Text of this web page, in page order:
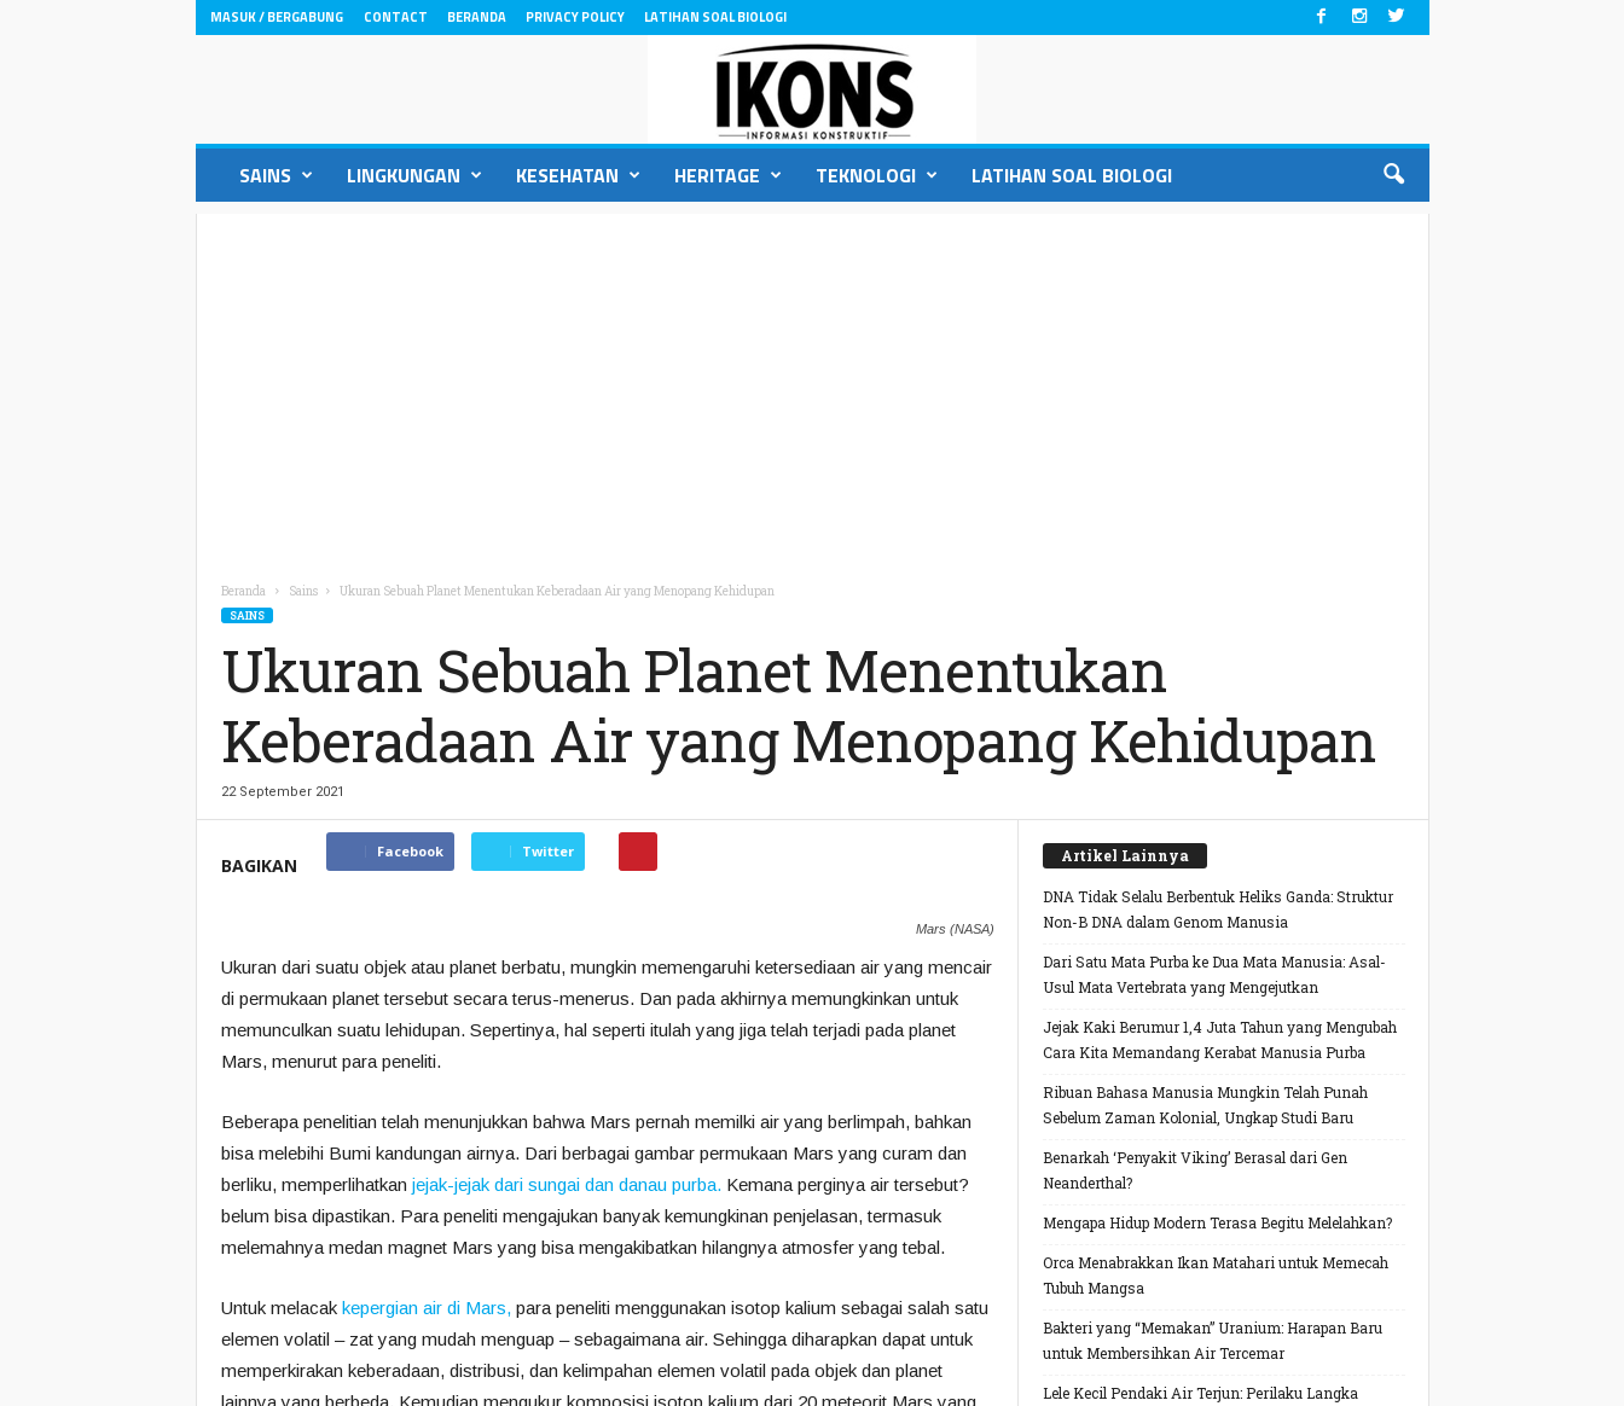
MASUK / BERGABUNG CONTACT BERANDA PRIVACY POLICY LATIHAN SOAL BIOLOGI
SAINS LINGKUNGAN KESEHATAN HERITAGE TEKNOLOGI LATIHAN SOAL BIOLOGI
Beranda Sains Ukuran Sebuah Planet Menentukan Keberadaan Air yang Menopang Kehidupan
SAINS
Ukuran Sebuah Planet Menentukan
Keberadaan Air yang Menopang Kehidupan
22 September 2021
BAGIKAN
Facebook Twitter
Mars (NASA)
Ukuran dari suatu objek atau planet berbatu, mungkin memengaruhi ketersediaan air yang mencair
di permukaan planet tersebut secara terus-menerus. Dan pada akhirnya memungkinkan untuk
memunculkan suatu lehidupan. Sepertinya, hal seperti itulah yang jiga telah terjadi pada planet
Mars, menurut para peneliti.
Beberapa penelitian telah menunjukkan bahwa Mars pernah memilki air yang berlimpah, bahkan
bisa melebihi Bumi kandungan airnya. Dari berbagai gambar permukaan Mars yang curam dan
berliku, memperlihatkan jejak-jejak dari sungai dan danau purba. Kemana perginya air tersebut?
belum bisa dipastikan. Para peneliti mengajukan banyak kemungkinan penjelasan, termasuk
melemahnya medan magnet Mars yang bisa mengakibatkan hilangnya atmosfer yang tebal.
Untuk melacak kepergian air di Mars, para peneliti menggunakan isotop kalium sebagai salah satu
elemen volatil – zat yang mudah menguap – sebagaimana air. Sehingga diharapkan dapat untuk
memperkirakan keberadaan, distribusi, dan kelimpahan elemen volatil pada objek dan planet
lainnya yang berbeda. Kemudian mengukur komposisi isotop kalium dari 20 meteorit Mars yang
Artikel Lainnya
DNA Tidak Selalu Berbentuk Heliks Ganda: Struktur
Non-B DNA dalam Genom Manusia
Dari Satu Mata Purba ke Dua Mata Manusia: Asal-
Usul Mata Vertebrata yang Mengejutkan
Jejak Kaki Berumur 1,4 Juta Tahun yang Mengubah
Cara Kita Memandang Kerabat Manusia Purba
Ribuan Bahasa Manusia Mungkin Telah Punah
Sebelum Zaman Kolonial, Ungkap Studi Baru
Benarkah ‘Penyakit Viking’ Berasal dari Gen
Neanderthal?
Mengapa Hidup Modern Terasa Begitu Melelahkan?
Orca Menabrakkan Ikan Matahari untuk Memecah
Tubuh Mangsa
Bakteri yang “Memakan” Uranium: Harapan Baru
untuk Membersihkan Air Tercemar
Lele Kecil Pendaki Air Terjun: Perilaku Langka